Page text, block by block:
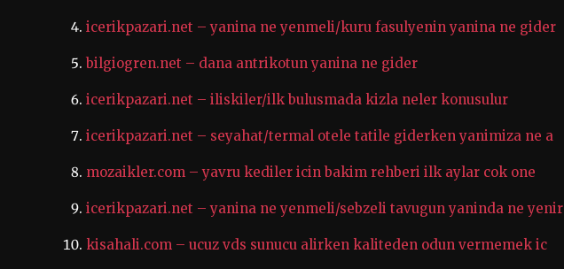
icerikpazari.net – yanina ne yenmeli/kuru fasulyenin yanina ne gider
bilgiogren.net – dana antrikotun yanina ne gider
icerikpazari.net – iliskiler/ilk bulusmada kizla neler konusulur
icerikpazari.net – seyahat/termal otele tatile giderken yanimiza ne a
mozaikler.com – yavru kediler icin bakim rehberi ilk aylar cok one
icerikpazari.net – yanina ne yenmeli/sebzeli tavugun yaninda ne yenir
kisahali.com – ucuz vds sunucu alirken kaliteden odun vermemek ic